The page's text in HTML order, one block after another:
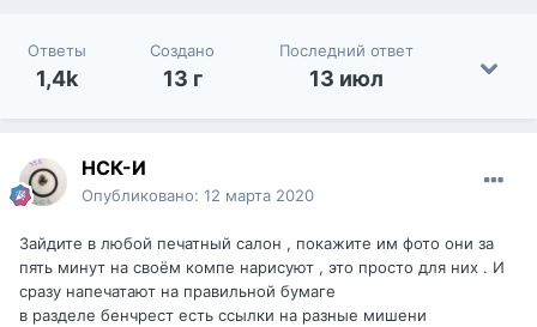
Ответы
1,4k
Создано
13 г
Последний ответ
13 июл
НСК-И
Опубликовано: 12 марта 2020
Зайдите в любой печатный салон , покажите им фото они за
пять минут на своём компе нарисуют , это просто для них . И
сразу напечатают на правильной бумаге
в разделе бенчрест есть ссылки на разные мишени